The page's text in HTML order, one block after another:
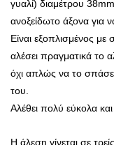
γυαλί) διαμέτρου
ανοξείδωτο άξονα για
Είναι εξοπλισμένος με
αλέσει πραγματικά το
όχι απλώς να το
του.
Αλέθει πολύ εύκολα
Η άλεση γίνεται σε